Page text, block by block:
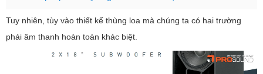
Tuy nhiên, tùy vào thiết kế thùng loa mà chúng ta có hai trường
phái âm thanh hoàn toàn khác biệt.